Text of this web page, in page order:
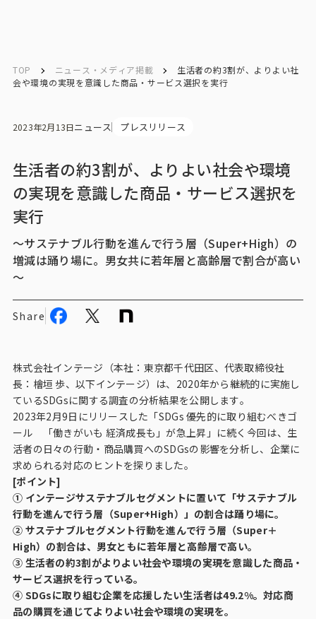
インテージの強み
会社情報トップ
会社概要・所在地
ビジョン
役員紹介
沿革
多様性・ダイバーシティへの取り組み
ニュース・メディア掲載
ソリューション／サービス
アンケートモニター
採用情報
TOP ニュース・メディア掲載
生活者の約3割が、よりよい社
会や環境の実現を意識した商品・サービス選択を実行
2023年2月13日ニュース プレスリリース
生活者の約3割が、よりよい社会や環境
の実現を意識した商品・サービス選択を
実行
～サステナブル行動を進んで行う層（Super+High）の
増減は踊り場に。男女共に若年層と高齢層で割合が高い
～
Share
株式会社インテージ（本社：東京都千代田区、代表取締役社
長：檜垣 歩、以下インテージ）は、2020年から継続的に実施し
ているSDGsに関する調査の分析結果を公開します。
2023年2月9日にリリースした 「SDGs 優先的に取り組むべきゴ
ール 「働きがいも 経済成長も」が急上昇」 に続く今回は、生
活者の日々の行動・商品購買へのSDGsの影響を分析し、企業に
求められる対応のヒントを探りました。
[ポイント]
① インテージサステナブルセグメントに置いて「サステナブル
行動を進んで行う層（Super+High）」の割合は踊り場に。
② サステナブルセグメント行動を進んで行う層（Super＋
High）の割合は、男女ともに若年層と高齢層で高い。
③ 生活者の約3割がよりよい社会や環境の実現を意識した商品・
サービス選択を行っている。
④ SDGsに取り組む企業を応援したい生活者は49.2%。対応商
品の購買を通じてよりよい社会や環境の実現を。